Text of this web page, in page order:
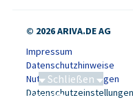
© 2026 ARIVA.DE AG
Impressum
Datenschutzhinweise
Nutzungsbedingungen
Datenschutzeinstellungen
Schließen
Saga bei 0,53 CAD